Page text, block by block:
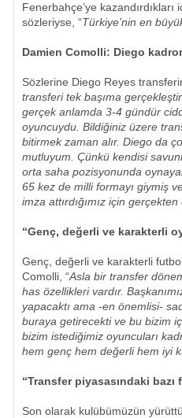
Fenerbahçe’ye
sözleriyse, “Türkiye’nin en
Damien Comolli: Diego
Sözlerine Diego Reyes
transferi tek başıma
gerçek anlamda 3-4 gündür
oyuncuydu. Bildiğiniz üzere
bitirmek zaman alır. Diego da
mutluyum. Çünkü kendisi
orta saha pozisyonunda
65 kez de milli formayı giymiş
imza attırdığımız için
“Genç, değerli ve karakterli
Genç, değerli ve karakterli
Comolli, “Asla bir transfer
has özellikleri vardır.
yapacaktı ama -en önemlisi-
buraya getirecekti ve bu bizim
bizim istediğimiz oyuncuları
hem genç hem değerli hem iyi
“Transfer piyasasındaki bazı
Son olarak kulübümüzün